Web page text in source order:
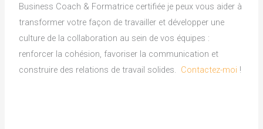
Business Coach & Formatrice certifiée je peux vous aider à
transformer votre façon de travailler et développer une
culture de la collaboration au sein de vos équipes :
renforcer la cohésion, favoriser la communication et
construire des relations de travail solides. Contactez-moi !